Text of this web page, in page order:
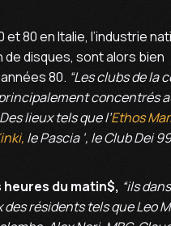
80 en Italie, l’industrie
disques, sont alors bien
80. “Les clubs de la
concentrés
lieux tels que l’Ethos
le Pascia ‘, le Club Dei
du matin$, “ils
résidents tels que Leo